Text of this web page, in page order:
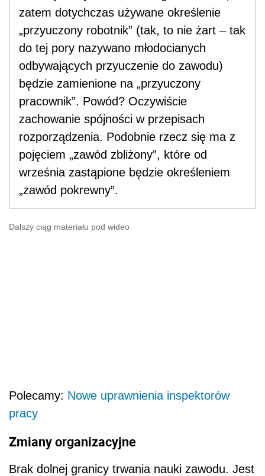
zatem dotychczas używane określenie
„przyuczony robotnik” (tak, to nie żart – tak
do tej pory nazywano młodocianych
odbywających przyuczenie do zawodu)
będzie zamienione na „przyuczony
pracownik”. Powód? Oczywiście
zachowanie spójności w przepisach
rozporządzenia. Podobnie rzecz się ma z
pojęciem „zawód zbliżony”, które od
września zastąpione będzie określeniem
„zawód pokrewny”.
Dalszy ciąg materiału pod wideo
Polecamy: Nowe uprawnienia inspektorów
pracy
Zmiany organizacyjne
Brak dolnej granicy trwania nauki zawodu. Jest